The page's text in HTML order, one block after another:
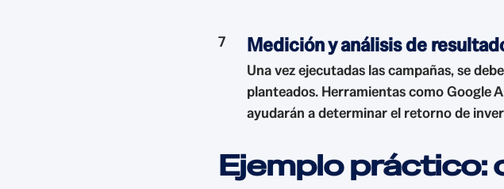
Medición y análisis de
Una vez ejecutadas las campañas, se
planteados. Herramientas como Google
ayudarán a determinar el retorno de
Ejemplo práctico: